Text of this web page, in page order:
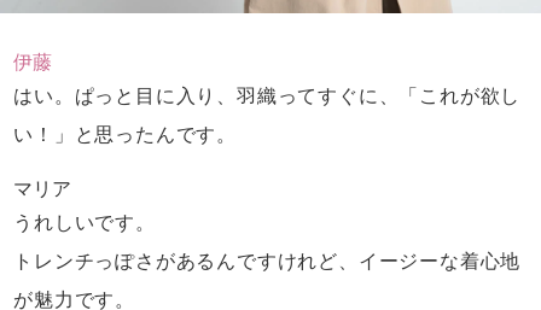
伊藤
はい。ぱっと目に入り、羽織ってすぐに、
「これが欲し
い！」と思ったんです。
マリア
うれしいです。
トレンチっぽさがあるんですけれど、 イージーな着心地
が魅力です。